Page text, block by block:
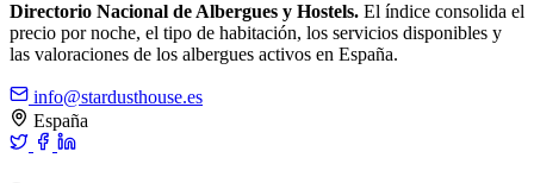
Directorio Nacional de Albergues y Hostels. El índice consolida el
precio por noche, el tipo de habitación, los servicios disponibles y
las valoraciones de los albergues activos en España.
info@stardusthouse.es
España